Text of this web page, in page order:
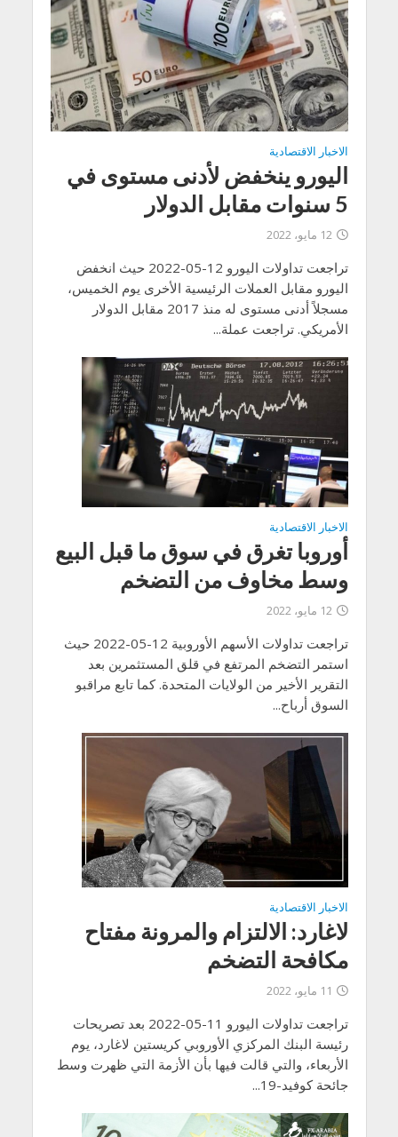
الاخبار الاقتصادية
اليورو ينخفض لأدنى مستوى في
5 سنوات مقابل الدولار
12 مايو، 2022
تراجعت تداولات اليورو 12-05-2022 حيث انخفض
اليورو مقابل العملات الرئيسية الأخرى يوم الخميس،
مسجلاً أدنى مستوى له منذ 2017 مقابل الدولار
الأمريكي. تراجعت عملة...
الاخبار الاقتصادية
أوروبا تغرق في سوق ما قبل البيع
وسط مخاوف من التضخم
12 مايو، 2022
تراجعت تداولات الأسهم الأوروبية 12-05-2022 حيث
استمر التضخم المرتفع في قلق المستثمرين بعد
التقرير الأخير من الولايات المتحدة. كما تابع مراقبو
السوق أرباح...
الاخبار الاقتصادية
لاغارد: الالتزام والمرونة مفتاح
مكافحة التضخم
11 مايو، 2022
تراجعت تداولات اليورو 11-05-2022 بعد تصريحات
رئيسة البنك المركزي الأوروبي كريستين لاغارد، يوم
الأربعاء، والتي قالت فيها بأن الأزمة التي ظهرت وسط
جائحة كوفيد-19...